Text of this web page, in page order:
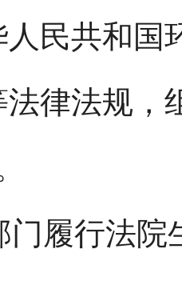
民共和国
律法规，
门履行法院